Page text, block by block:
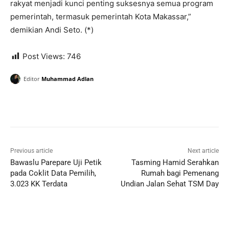
rakyat menjadi kunci penting suksesnya semua program
pemerintah, termasuk pemerintah Kota Makassar,”
demikian Andi Seto. (*)
Post Views: 746
Editor Muhammad Adlan
Previous article
Bawaslu Parepare Uji Petik
pada Coklit Data Pemilih,
3.023 KK Terdata
Next article
Tasming Hamid Serahkan
Rumah bagi Pemenang
Undian Jalan Sehat TSM Day